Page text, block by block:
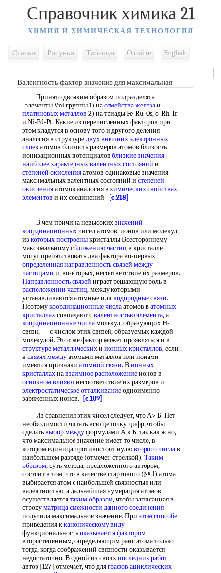
Справочник химика 21
ХИМИЯ И ХИМИЧЕСКАЯ ТЕХНОЛОГИЯ
Статьи Рисунки Таблицы О сайте English
Валентность фактор значение для максимальная
Принято двояким образом подразделять
-элементы Vni группы 1) насемейства железаи
платиновых металлов 2) на триады Fe-Ru-Os, o-Rh-Ir
и Ni-Pd-Pt. Какие из перечисленных факторов при
этом кладутся в основу того и другого деления
аналогия в структуредвухвнешних электронных
слоев атомов близость размеров атомов близость
ионизационных потенциалов близкие значения
наиболее характерныхвалентных состояний и
степеней окисленияатомов одинаковые значения
максимальных валентных состояний и степеней
окисленияатомов аналогия в химических свойствах
элементов и их соединений [c.218]
В чем причина невысокихзначений
координационныхчисел атомов, ионов или молекул,
из которых построеныкристаллы Всестороннему
максимальномусближению частиц в кристалле
могут препятствовать два фактора во-первых,
определенная направленностьсвязей между
частицами и, во-вторых, несоответствие их размеров.
Направленность связей играет решающую роль в
расположении частиц, между которыми
устанавливаются атомные или водородные связи.
Поэтомукоординационные числаатомов в атомных
кристаллахсовпадают свалентностью элемента, а
координационные числамолекул, образующих Н-
связи, — с числом этих связей, образуемых каждой
молекулой. Этот же фактор может проявляться и в
структуре металлическихи ионных кристаллов, если
в связях междуатомами металлов или ионами
имеются признаки атомной связи. Вионных
кристаллахнавзаимное расположениеионов в
основном влияютнесоответствие их размеров и
электростатическое отталкиваниеодноименно
заряженных ионов.
[c.109]
Из сравнения этих чисел следует, что А> Б. Нет
необходимости читать всю цепочку цифр, чтобы
сделатьвыбор междуформулами А к Б, так как ясно,
что максимальное значение имеет то число, в
котором единица противостоит нулювторого числав
наибольшем разряде (отмечен стрелкой). Таким
образом, суть метода, предложенного автором,
состоит в том, что в качестве стартового (№ 1) атома
выбирается атом с наибольшей связностью или
валентностью, а дальнейшая нумерация атомов
осуществляетсятаким образом, чтобы записанная в
строкуматрица смежности данного соединения
получила максимальное значение. При этом способе
приведения кканоническому виду
функциональностьоказывается фактором
второстепенным, определяющим ранг атома только
тогда, когда соображений связности оказывается
недостаточно. В одной из своихпоследних работ
автор [127] отмечает, что дляграфов ациклических